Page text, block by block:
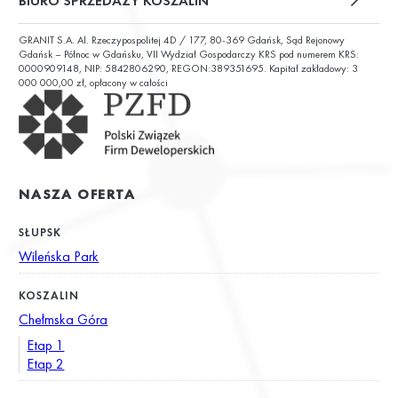
ul. Chałubińskiego 9
GRANIT S.A. Al. Rzeczypospolitej 4D / 177, 80-369 Gdańsk, Sąd Rejonowy
Gdańsk – Północ w Gdańsku, VII Wydział Gospodarczy KRS pod numerem KRS:
0000909148, NIP: 5842806290, REGON:389351695. Kapitał zakładowy: 3
000 000,00 zł, opłacony w całości
NASZA OFERTA
SŁUPSK
Wileńska Park
KOSZALIN
Chełmska Góra
Etap 1
Etap 2